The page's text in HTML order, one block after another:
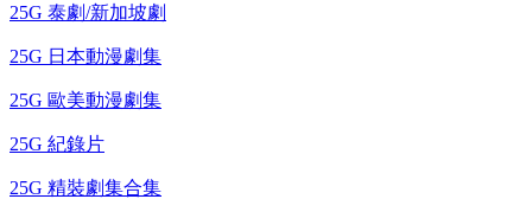
25G 泰劇/新加坡劇
25G 日本動漫劇集
25G 歐美動漫劇集
25G 紀錄片
25G 精裝劇集合集